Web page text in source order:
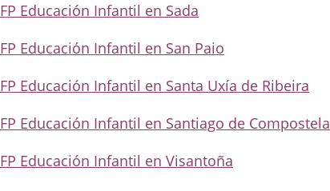
FP Educación Infantil en Sada
FP Educación Infantil en San Paio
FP Educación Infantil en Santa Uxía de Ribeira
FP Educación Infantil en Santiago de Compostela
FP Educación Infantil en Visantoña